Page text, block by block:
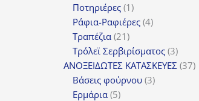
Ποτηριέρες 11
προϊόν
Ράφια-Ραφιέρες 44
Τραπέζια 2121
προϊόντα
Τρόλεϊ Σερβιρίσματος 33
ΑΝΟΞΕΙΔΩΤΕΣ ΚΑΤΑΣΚΕΥΕΣ 3737
Βάσεις φούρνου 33
Ερμάρια 55